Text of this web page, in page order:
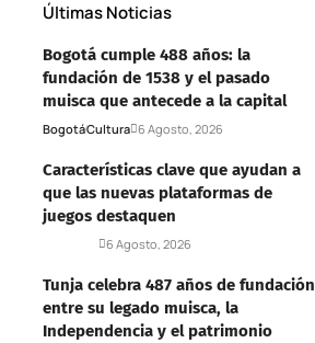
Últimas Noticias
Bogotá cumple 488 años: la
fundación de 1538 y el pasado
muisca que antecede a la capital
BogotáCultura 6 Agosto, 2026
Características clave que ayudan a
que las nuevas plataformas de
juegos destaquen
6 Agosto, 2026
Tunja celebra 487 años de fundación
entre su legado muisca, la
Independencia y el patrimonio